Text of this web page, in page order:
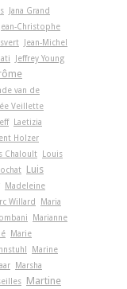
Jana Grand
Jean-Christophe
Jean-Michel
Jeffrey Young
van de
Veillette
Laetizia
Holzer
Chaloult Louis
Luis
Madeleine
Willard
Maria
Marianne
Marie
Marine
Marsha
Martine